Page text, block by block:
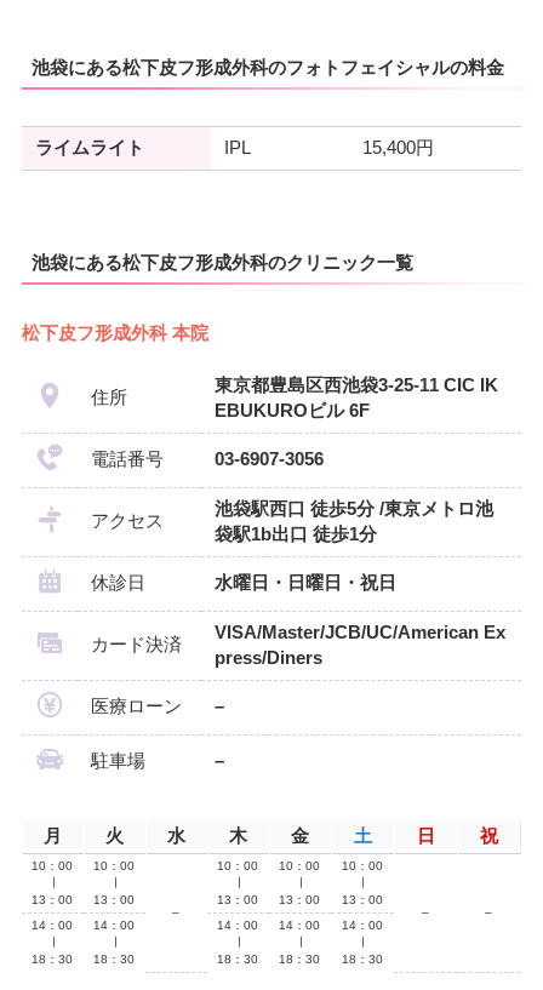
池袋にある松下皮フ形成外科のフォトフェイシャルの料金
ライムライト IPL 15,400円
池袋にある松下皮フ形成外科のクリニック一覧
松下皮フ形成外科 本院
住所
東京都豊島区西池袋3-25-11 CIC IK
EBUKUROビル 6F
電話番号 03-6907-3056
アクセス
池袋駅西口 徒歩5分 /東京メトロ池
袋駅1b出口 徒歩1分
休診日 水曜日・日曜日・祝日
カード決済
VISA/Master/JCB/UC/American Ex
press/Diners
医療ローン –
駐車場 –
月 火 水 木 金 土 日 祝
10：00
13：00
10：00
13：00
–
10：00
13：00
10：00
13：00
10：00
13：00
–
–
14：00
18：30
14：00
18：30
14：00
18：30
14：00
18：30
14：00
18：30